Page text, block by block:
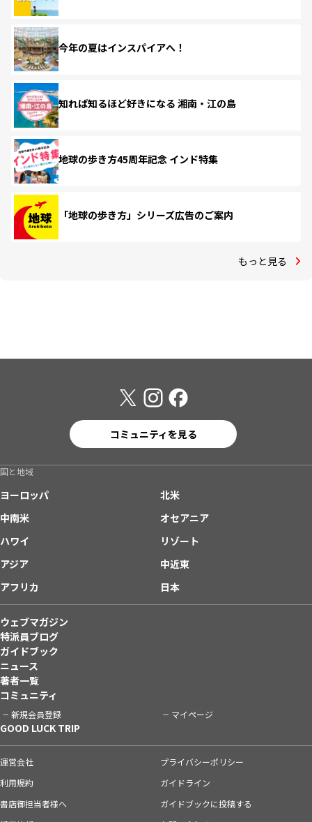
今年の夏はインスパイアへ！
知れば知るほど好きになる 湘南・江の島
地球の歩き方45周年記念 インド特集
「地球の歩き方」シリーズ広告のご案内
もっと見る
コミュニティを見る
国と地域
ヨーロッパ
北米
中南米
オセアニア
ハワイ
リゾート
アジア
中近東
アフリカ
日本
ウェブマガジン
特派員ブログ
ガイドブック
ニュース
著者一覧
コミュニティ
新規会員登録 マイページ
GOOD LUCK TRIP
運営会社
プライバシーポリシー
利用規約
ガイドライン
書店御担当者様へ
ガイドブックに投稿する